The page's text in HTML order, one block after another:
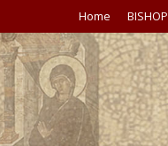
Home BISHOP